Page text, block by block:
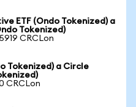
ETF (Ondo Tokenized) a
Tokenized)
CRCLon
Tokenized) a Circle
CRCLon